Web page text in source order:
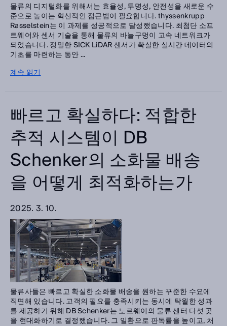
물류의 디지털화를 위해서는 효율성, 투명성, 안전성을 새로운 수
준으로 높이는 혁신적인 접근법이 필요합니다. thyssenkrupp
Rasselstein는 이 과제를 성공적으로 달성했습니다. 최첨단 소프
트웨어와 센서 기술을 통해 물류의 바늘구멍이 고속 네트워크가
되었습니다. 정밀한 SICK LiDAR 센서가 확실한 실시간 데이터의
기초를 마련하는 동안 ...
계속 읽기
빠르고 확실하다: 적합한
추적 시스템이 DB
Schenker의 소화물 배송
을 어떻게 최적화하는가
2025. 3. 10.
물류사들은 빠르고 확실한 소화물 배송을 원하는 꾸준한 수요에
직면해 있습니다. 고객의 필요를 충족시키는 동시에 탁월한 성과
를 제공하기 위해 DB Schenker는 노르웨이의 물류 센터 다섯 곳
을 현대화하기로 결정했습니다. 그 일환으로 판독률을 높이고, 처